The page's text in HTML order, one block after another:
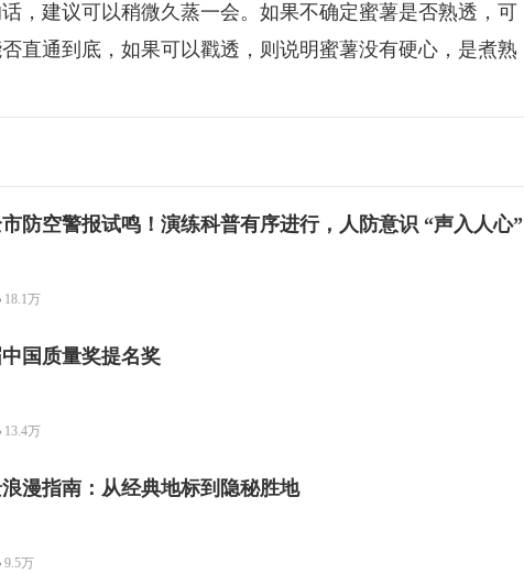
，建议可以稍微久蒸一会。如果不确定蜜薯是否熟透，可
直通到底，如果可以戳透，则说明蜜薯没有硬心，是煮熟
防空警报试鸣！演练科普有序进行，人防意识 “声入人心”
18.1万
国质量奖提名奖
13.4万
漫指南：从经典地标到隐秘胜地
9.5万